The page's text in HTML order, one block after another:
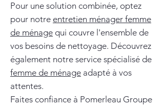
Pour une solution combinée, optez
pour notre entretien ménager femme
de ménage qui couvre l'ensemble de
vos besoins de nettoyage. Découvrez
également notre service spécialisé de
femme de ménage adapté à vos
attentes.
Faites confiance à Pomerleau Groupe